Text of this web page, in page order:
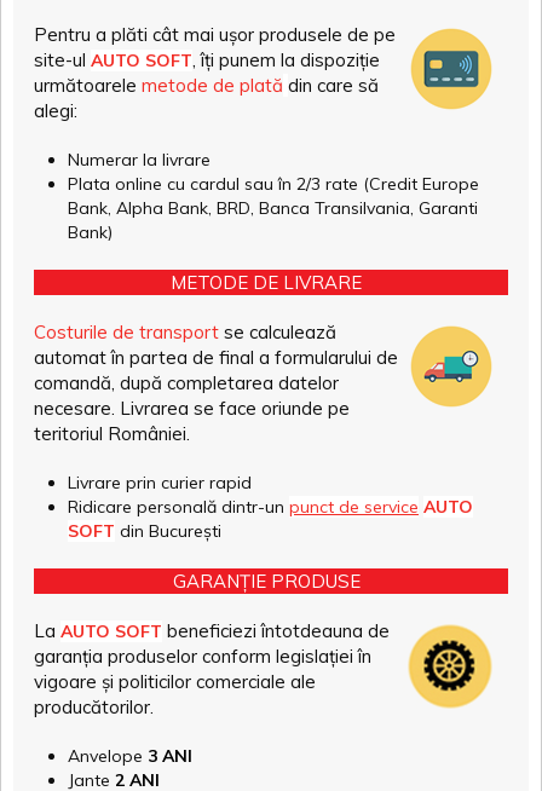
Pentru a plăti cât mai ușor produsele de pe
site-ul AUTO SOFT, îți punem la dispoziție
următoarele metode de plată din care să
alegi:
Numerar la livrare
Plata online cu cardul sau în 2/3 rate (Credit Europe
Bank, Alpha Bank, BRD, Banca Transilvania, Garanti
Bank)
METODE DE LIVRARE
Costurile de transport se calculează
automat în partea de final a formularului de
comandă, după completarea datelor
necesare. Livrarea se face oriunde pe
teritoriul României.
Livrare prin curier rapid
Ridicare personală dintr-un punct de service AUTO
SOFT din București
GARANȚIE PRODUSE
La AUTO SOFT beneficiezi întotdeauna de
garanția produselor conform legislației în
vigoare și politicilor comerciale ale
producătorilor.
Anvelope 3 ANI
Jante 2 ANI